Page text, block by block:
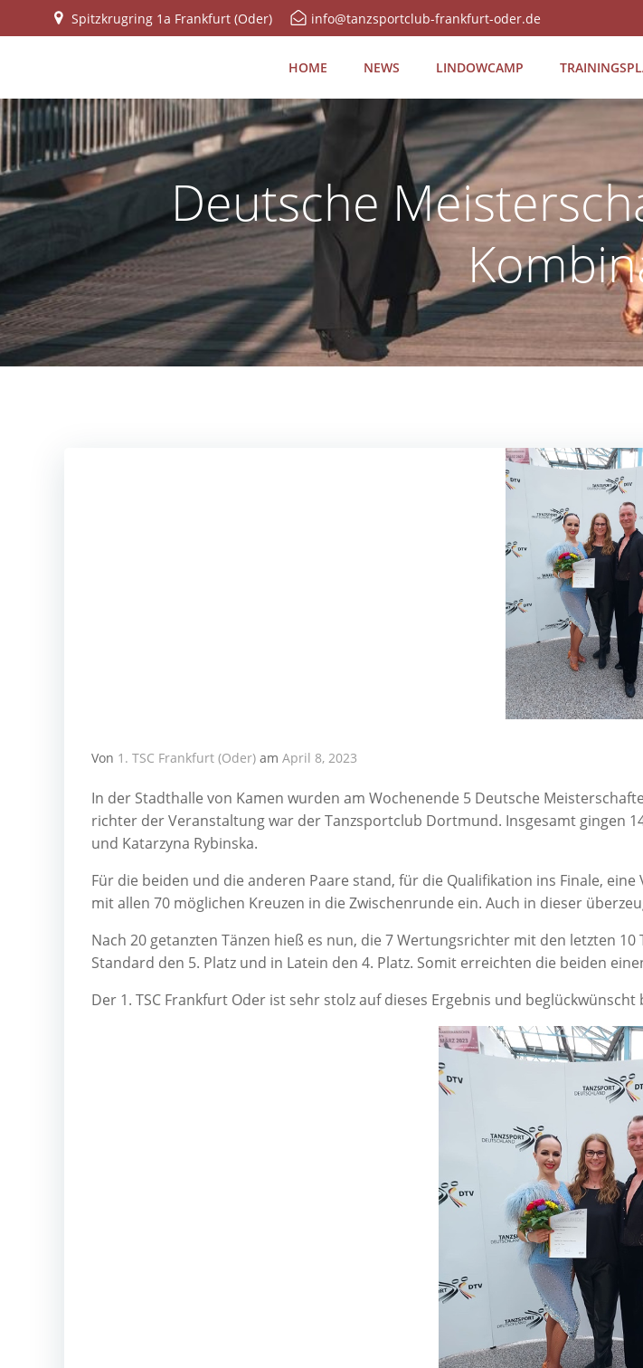
Inhalt
Spitzkrugring 1a Frankfurt (Oder) info@tanzsportclub-frankfurt-oder.de
HOME NEWS LIN­DOW­CAMP
Deutsche
Von 1. TSC Frankfurt (Oder) am April 8, 2023
In der Stadt­hal­le von Kamen wur­den am Wochen­en­de 5 Deut­sche
rich­ter der Ver­an­stal­tung war der Tanz­sport­club Dort­mund. Ins­ge­samt gin­gen
und Katar­zy­na Rybinska.
Für die bei­den und die ande­ren Paa­re stand, für die Qua­li­fi­ka­ti­on ins Fina­le,
mit allen 70 mög­li­chen Kreu­zen in die Zwi­schen­run­de ein. Auch in die­ser
Nach 20 getanz­ten Tän­zen hieß es nun, die 7 Wer­tungs­rich­ter mit den letz­ten
Stan­dard den 5. Platz und in Latein den 4. Platz. Somit erreich­ten die bei­den
Der 1. TSC Frank­furt Oder ist sehr stolz auf die­ses Ergeb­nis und